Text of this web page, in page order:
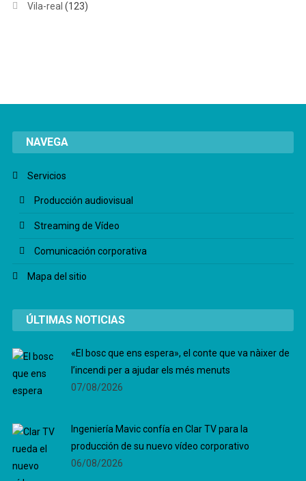
Vila-real (123)
NAVEGA
Servicios
Producción audiovisual
Streaming de Vídeo
Comunicación corporativa
Mapa del sitio
ÚLTIMAS NOTICIAS
«El bosc que ens espera», el conte que va nàixer de
l’incendi per a ajudar els més menuts
07/08/2026
Ingeniería Mavic confía en Clar TV para la
producción de su nuevo vídeo corporativo
06/08/2026